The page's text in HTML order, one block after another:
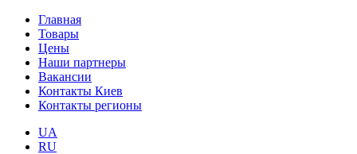
Главная
Товары
Цены
Наши партнеры
Вакансии
Контакты Киев
Контакты регионы
UA
RU